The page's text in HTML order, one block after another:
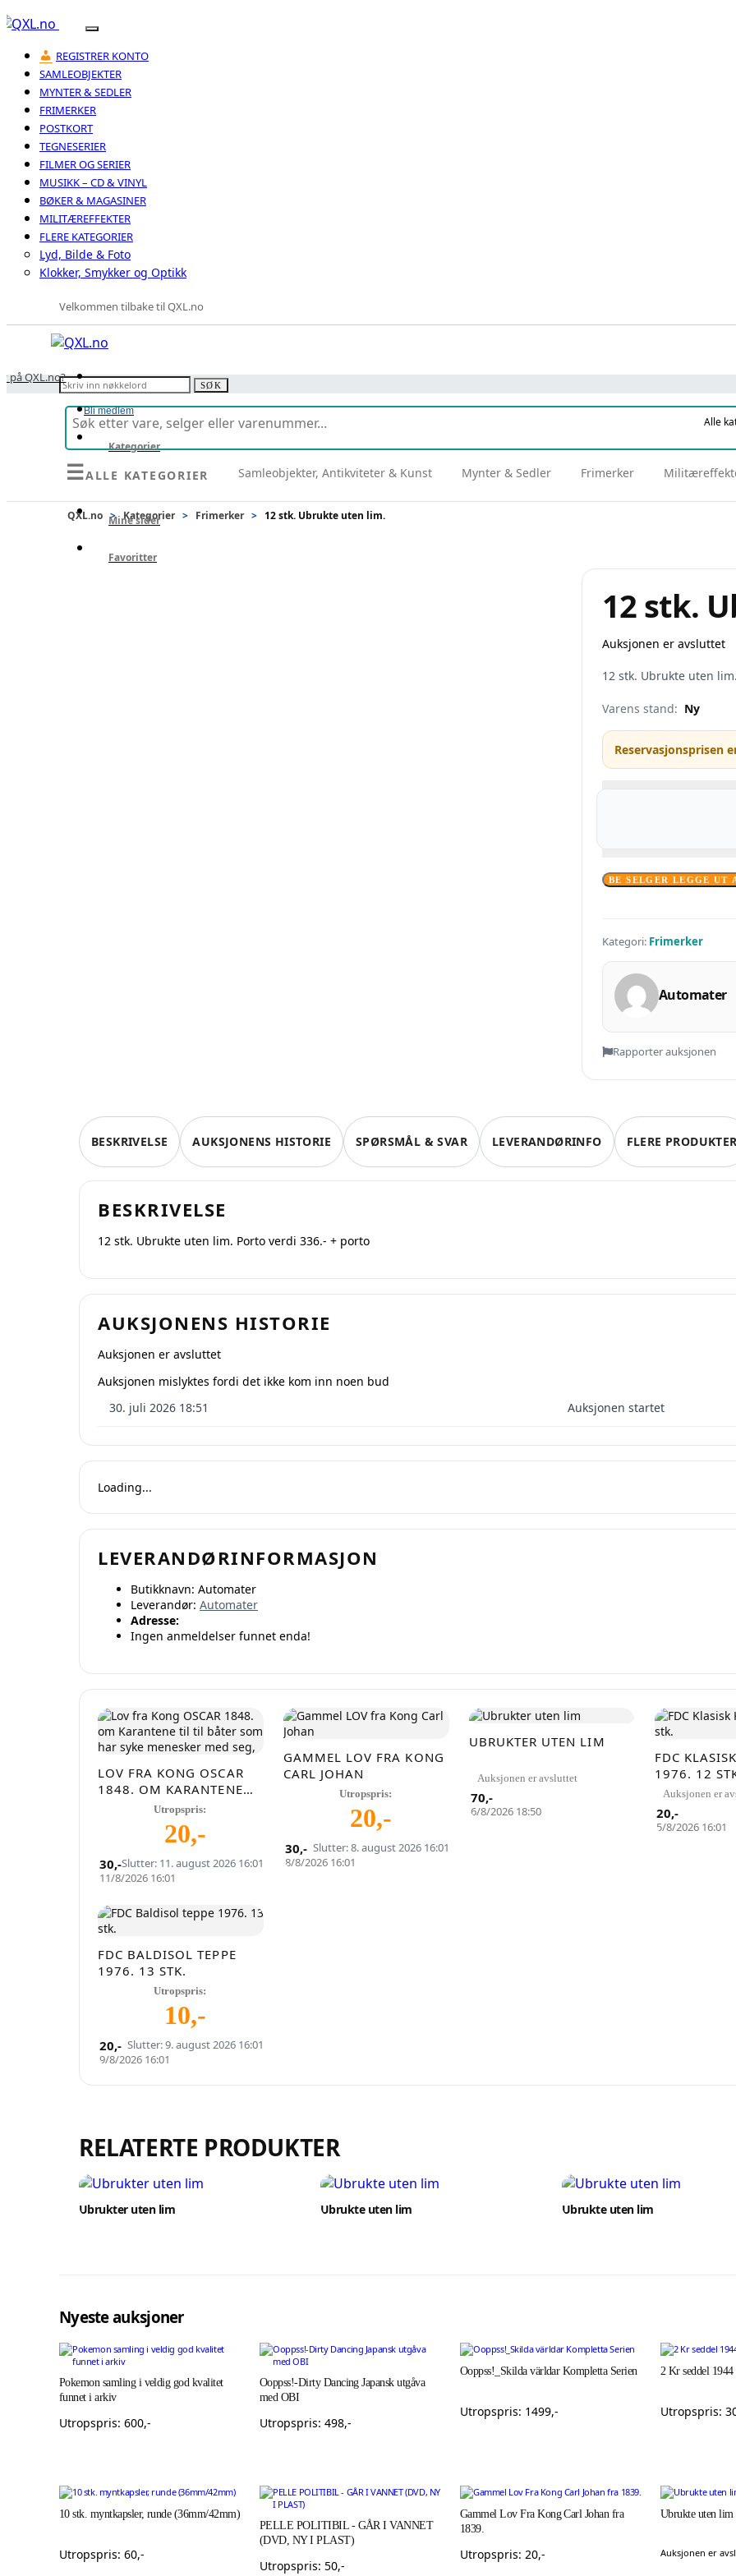
REGISTRER KONTO
SAMLEOBJEKTER
MYNTER & SEDLER
FRIMERKER
POSTKORT
TEGNESERIER
FILMER OG SERIER
MUSIKK – CD & VINYL
BØKER & MAGASINER
MILITÆREFFEKTER
FLERE KATEGORIER
Lyd, Bilde & Foto
Klokker, Smykker og Optikk
Velkommen tilbake til QXL.no
på QXL.no?
Bli medlem
Kategorier
Selg
Mine sider
Favoritter
Søk etter: SØK
☰ALLE KATEGORIER Samleobjekter, Antikviteter & Kunst Mynter & Sedler Frimerker
QXL.no > Kategorier > Frimerker > 12 stk. Ubrukte uten lim.
12 stk.
Auksjonen er avsluttet
12 stk. Ubrukte uten
Varens stand: Ny
Reservasjonsprisen
BE SELGER LEGGE UT
Kategori: Frimerker
Automater
Rapporter auksjonen
BESKRIVELSE AUKSJONENS HISTORIE SPØRSMÅL & SVAR LEVERANDØRINFO FLERE PRODUKTER
BESKRIVELSE
12 stk. Ubrukte uten lim. Porto verdi 336.- + porto
AUKSJONENS HISTORIE
Auksjonen er avsluttet
Auksjonen mislyktes fordi det ikke kom inn noen bud
30. juli 2026 18:51
Auksjonen startet
Loading...
LEVERANDØRINFORMASJON
Butikknavn: Automater
Leverandør: Automater
Adresse:
Ingen anmeldelser funnet enda!
Slutter: 11. august 2026 16:01
LOV FRA KONG OSCAR
1848. OM KARANTENE
TIL TIL BÅTER SOM HAR
SYKE MENESKER MED
Utropspris:
20,-
11/8/2026 16:01
30,-
Slutter: 8. august 2026 16:01
GAMMEL LOV FRA KONG
CARL JOHAN
Utropspris:
20,-
8/8/2026 16:01
30,-
UBRUKTER UTEN LIM
Auksjonen er avsluttet
6/8/2026 18:50
70,-
FDC
1976. 12
Auksjonen er
5/8/2026 16:01
20,-
Slutter: 9. august 2026 16:01
FDC BALDISOL TEPPE
1976. 13 STK.
Utropspris:
10,-
9/8/2026 16:01
20,-
RELATERTE PRODUKTER
Ubrukter uten lim Ubrukte uten lim Ubrukte uten lim
Nyeste auksjoner
Pokemon samling i veldig god kvalitet
funnet i arkiv
Utropspris: 600,-
Ooppss!-Dirty Dancing Japansk utgåva
med OBI
Utropspris: 498,-
Ooppss!_Skilda världar Kompletta Serien
Utropspris: 1499,-
2 Kr seddel
Utropspris:
10 stk. myntkapsler, runde (36mm/42mm)
Utropspris: 60,-
PELLE POLITIBIL - GÅR I VANNET
(DVD, NY I PLAST)
Utropspris: 50,-
Gammel Lov Fra Kong Carl Johan fra
1839.
Utropspris: 20,-
Ubrukte uten lim
Auksjonen er
Opprett konto, legg ut auksjoner og nå kjøpere som faktisk er
ellerLogg inn